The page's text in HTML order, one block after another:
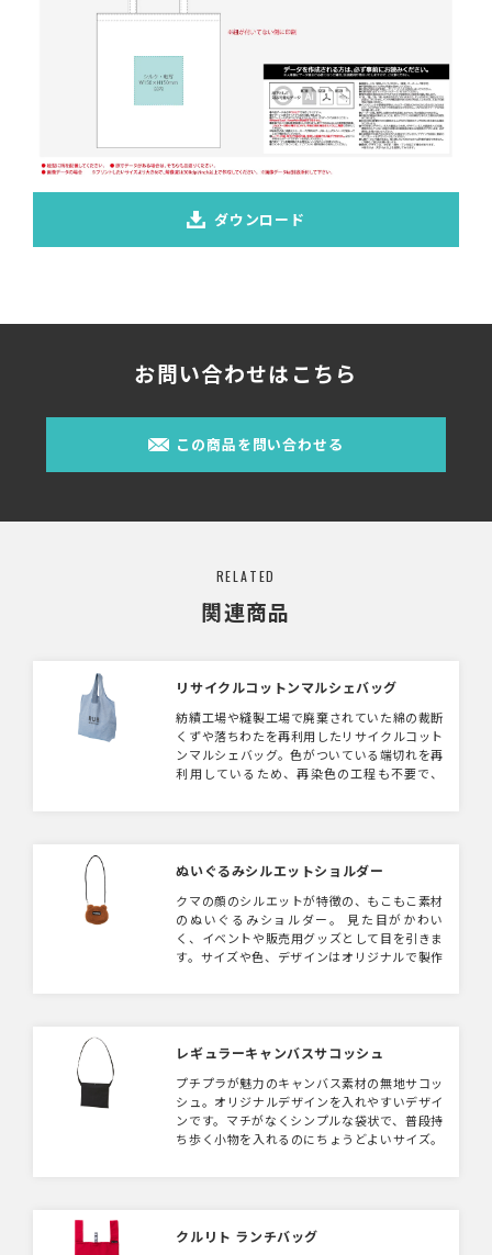
ダウンロード
お問い合わせはこちら
この商品を問い合わせる
RELATED
関連商品
リサイクルコットンマルシェバッグ
紡績工場や縫製工場で廃棄されていた綿の裁断
くずや落ちわたを再利用したリサイクルコット
ンマルシェバッグ。色がついている端切れを再
利用しているため、再染色の工程も不要で、
ぬいぐるみシルエットショルダー
クマの顔のシルエットが特徴の、もこもこ素材
のぬいぐるみショルダー。 見た目がかわい
く、イベントや販売用グッズとして目を引きま
す。サイズや色、デザインはオリジナルで製作
レギュラーキャンバスサコッシュ
プチプラが魅力のキャンバス素材の無地サコッ
シュ。オリジナルデザインを入れやすいデザイ
ンです。マチがなくシンプルな袋状で、普段持
ち歩く小物を入れるのにちょうどよいサイズ。
クルリト ランチバッグ